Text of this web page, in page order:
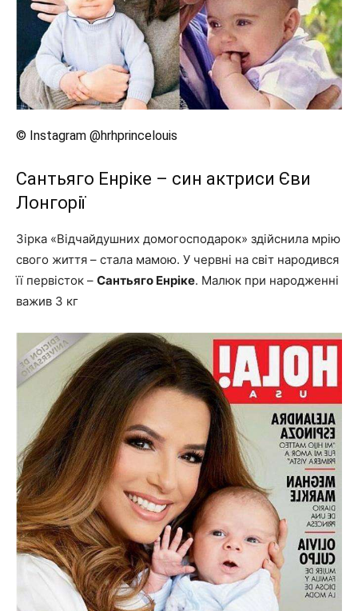
© Instagram @hrhprincelouis
Сантьяго Енріке – син актриси Єви
Лонгорії
Зірка «Відчайдушних домогосподарок» здійснила мрію
свого життя – стала мамою. У червні на світ народився
її первісток – Сантьяго Енріке. Малюк при народженні
важив 3 кг